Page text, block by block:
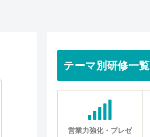
テーマ別研修一覧
営業力強化・プレゼ